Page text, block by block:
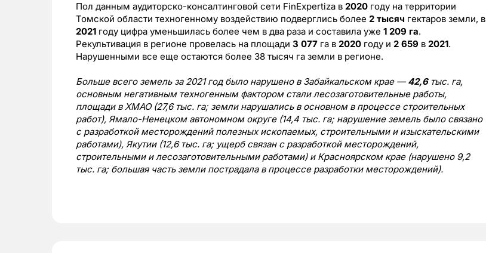
Пол данным аудиторско-консалтинговой сети FinExpertiza в 2020 году на территории
Томской области техногенному воздействию подверглись более 2 тысяч гектаров земли, в
2021 году цифра уменьшилась более чем в два раза и составила уже 1 209 га.
Рекультивация в регионе провелась на площади 3 077 га в 2020 году и 2 659 в 2021.
Нарушенными все еще остаются более 38 тысяч га земли в регионе.
Больше всего земель за 2021 год было нарушено в Забайкальском крае —42,6 тыс. га,
основным негативным техногенным фактором стали лесозаготовительные работы,
площади в ХМАО (27,6 тыс. га; земли нарушались в основном в процессе строительных
работ), Ямало-Ненецком автономном округе (14,4 тыс. га; нарушение земель было связано
с разработкой месторождений полезных ископаемых, строительными и изыскательскими
работами), Якутии (12,6 тыс. га; ущерб связан с разработкой месторождений,
строительными и лесозаготовительными работами) и Красноярском крае (нарушено 9,2
тыс. га; большая часть земли пострадала в процессе разработки месторождений).